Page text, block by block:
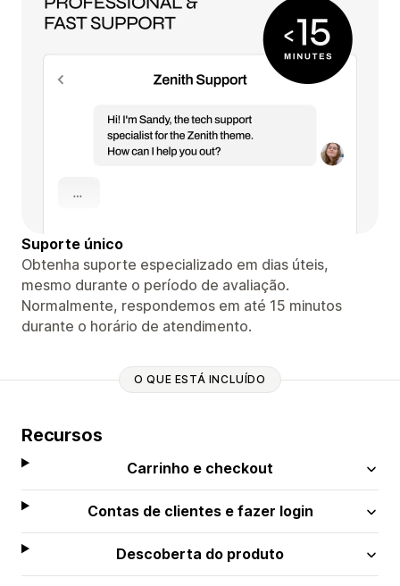
Suporte único
Obtenha suporte especializado em dias úteis,
mesmo durante o período de avaliação.
Normalmente, respondemos em até 15 minutos
durante o horário de atendimento.
O QUE ESTÁ INCLUÍDO
Recursos
Carrinho e checkout
Contas de clientes e fazer login
Descoberta do produto